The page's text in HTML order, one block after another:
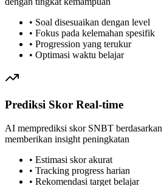
• Soal disesuaikan dengan level
• Fokus pada kelemahan spesifik
• Progression yang terukur
• Optimasi waktu belajar
Prediksi Skor Real-time
AI memprediksi skor SNBT
memberikan insight peningkatan
• Estimasi skor akurat
• Tracking progress harian
• Rekomendasi target belajar